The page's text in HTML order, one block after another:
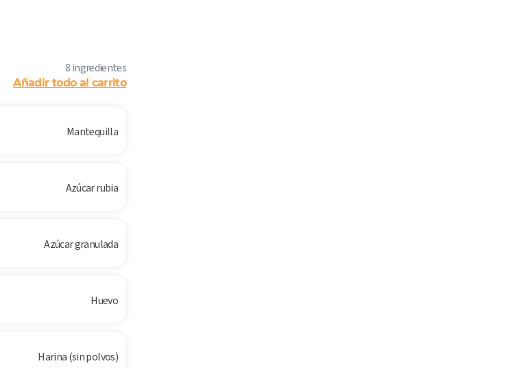
8 ingredientes
Añadir todo al carrito
Mantequilla
Azúcar rubia
Azúcar granulada
Huevo
Harina (sin polvos)